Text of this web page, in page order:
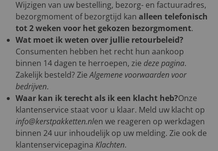
Wijzigen van uw bestelling, bezorg- en factuuradres,
bezorgmoment of bezorgtijd kan alleen telefonisch
tot 2 weken voor het gekozen bezorgmoment.
Wat moet ik weten over jullie retourbeleid?
Consumenten hebben het recht hun aankoop
binnen 14 dagen te herroepen, zie deze pagina.
Zakelijk besteld? ZieAlgemene voorwaarden voor
bedrijven.
Waar kan ik terecht als ik een klacht heb?Onze
klantenservice staat voor u klaar. Meld uw klacht op
info@kerstpakketten.nlen we reageren op werkdagen
binnen 24 uur inhoudelijk op uw melding. Zie ook de
klantenservicepagina Klachten.